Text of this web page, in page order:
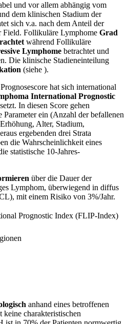
und vor allem abhängig vom
dem klinischen Stadium der
sich v.a. nach dem Anteil der
Field. Follikuläre Lymphome Grad
während Follikuläre
Lymphome betrachtet und
Die klinische Stadieneinteilung
(siehe ).
hat sich international
International Prognostic
In diesen Score gehen
ein (Anzahl der befallenen
Alter, Stadium,
ergebenden drei Strata
die Wahrscheinlichkeit eines
statistische 10-Jahres-
über die Dauer der
Lymphom, überwiegend in diffus
mit einem Risiko von 3%/Jahr.
Prognostic Index (FLIP-Index)
anhand eines betroffenen
charakteristischen